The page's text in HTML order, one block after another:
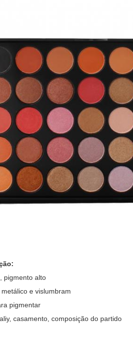
pigmento alto
e vislumbram
pigmentar
casamento, composição do partido